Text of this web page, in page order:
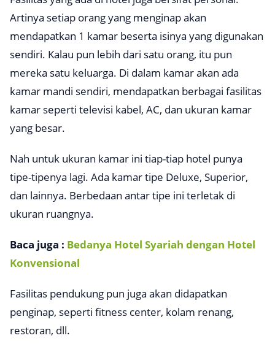
Artinya setiap orang yang menginap akan
mendapatkan 1 kamar beserta isinya yang digunakan
sendiri. Kalau pun lebih dari satu orang, itu pun
mereka satu keluarga. Di dalam kamar akan ada
kamar mandi sendiri, mendapatkan berbagai fasilitas
kamar seperti televisi kabel, AC, dan ukuran kamar
yang besar.
Nah untuk ukuran kamar ini tiap-tiap hotel punya
tipe-tipenya lagi. Ada kamar tipe Deluxe, Superior,
dan lainnya. Berbedaan antar tipe ini terletak di
ukuran ruangnya.
Baca juga : Bedanya Hotel Syariah dengan Hotel
Konvensional
Fasilitas pendukung pun juga akan didapatkan
penginap, seperti fitness center, kolam renang,
restoran, dll.